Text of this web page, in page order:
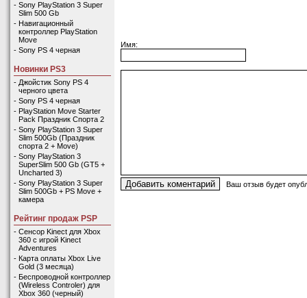
- Sony PlayStation 3 Super
Slim 500 Gb
- Навигационный
контроллер PlayStation
Move
- Sony PS 4 черная
Новинки PS3
- Джойстик Sony PS 4
черного цвета
- Sony PS 4 черная
- PlayStation Move Starter
Pack Праздник Спорта 2
- Sony PlayStation 3 Super
Slim 500Gb (Праздник
спорта 2 + Move)
- Sony PlayStation 3
SuperSlim 500 Gb (GT5 +
Uncharted 3)
- Sony PlayStation 3 Super
Slim 500Gb + PS Move +
камера
Рейтинг продаж PSP
- Сенсор Kinect для Xbox
360 с игрой Kinect
Adventures
- Карта оплаты Xbox Live
Gold (3 месяца)
- Беспроводной контроллер
(Wireless Controler) для
Xbox 360 (черный)
Имя:
Ваш отзыв будет